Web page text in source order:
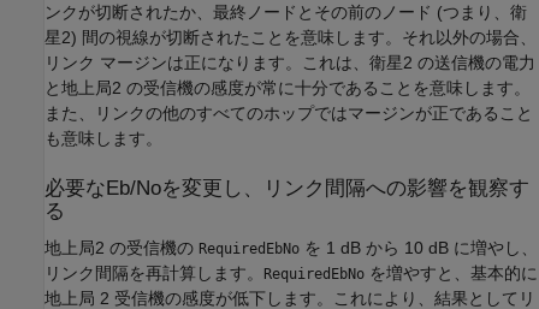
ンクが切断されたか、最終ノードとその前のノード (つまり、衛
星2) 間の視線が切断されたことを意味します。それ以外の場合、
リンク マージンは正になります。これは、衛星2 の送信機の電力
と地上局2 の受信機の感度が常に十分であることを意味します。
また、リンクの他のすべてのホップではマージンが正であること
も意味します。
必要なEb/Noを変更し、リンク間隔への影響を観察す
る
地上局2 の受信機の RequiredEbNo を 1 dB から 10 dB に増やし、
リンク間隔を再計算します。
RequiredEbNo を増やすと、基本的に
地上局 2 受信機の感度が低下します。これにより、結果としてリ